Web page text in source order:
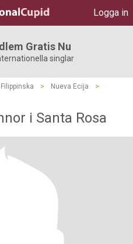
Logga in
Gratis Nu
singlar
Filippinska > Nueva Ecija
>
i Santa Rosa